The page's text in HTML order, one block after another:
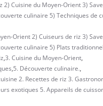
2) Cuisine du Moyen-Orient 3)
culinaire 5) Techniques de
Orient 2) Cuiseurs de riz 3)
culinaire 5) Plats
,3. Cuisine du Moyen-Orient,
,5. Découverte culinaire.,
2. Recettes de riz 3.
exotiques 5. Appareils de